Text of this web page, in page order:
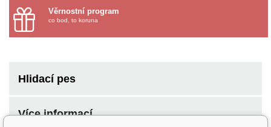
Věrnostní program
co bod, to koruna
Hlidací pes
Více informací